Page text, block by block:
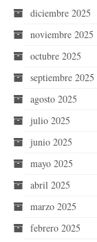
diciembre 2025
noviembre 2025
octubre 2025
septiembre 2025
agosto 2025
julio 2025
junio 2025
mayo 2025
abril 2025
marzo 2025
febrero 2025